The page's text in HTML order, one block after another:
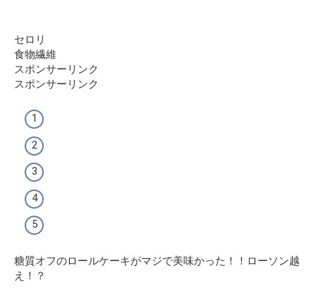
セロリ
食物繊維
スポンサーリンク
スポンサーリンク
糖質オフのロールケーキがマジで美味かった！！ローソン越
え！？